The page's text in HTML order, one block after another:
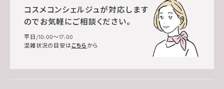
コスメコンシェルジュが対応します
のでお気軽にご相談ください。
平日/10:00～17:00
混雑状況の目安はこちら から